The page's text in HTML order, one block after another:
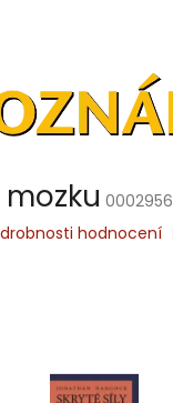
0002956
hodnocení